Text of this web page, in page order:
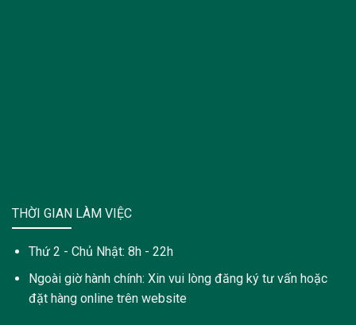
THỜI GIAN LÀM VIỆC
Thứ 2 - Chủ Nhật: 8h - 22h
Ngoài giờ hành chính: Xin vui lòng đăng ký tư vấn hoặc
đặt hàng online trên website